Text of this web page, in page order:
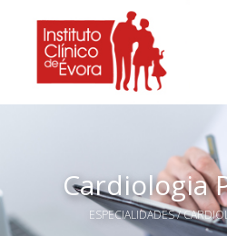
Cardiologia
ESPECIALIDADES/